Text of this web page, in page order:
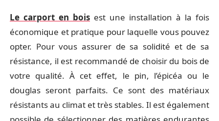
Le carport en bois est une installation à la fois
économique et pratique pour laquelle vous pouvez
opter. Pour vous assurer de sa solidité et de sa
résistance, il est recommandé de choisir du bois de
votre qualité. À cet effet, le pin, l’épicéa ou le
douglas seront parfaits. Ce sont des matériaux
résistants au climat et très stables. Il est également